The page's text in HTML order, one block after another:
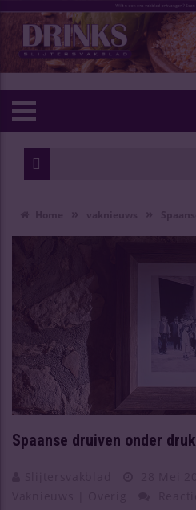
Spaanse druiven onder druk